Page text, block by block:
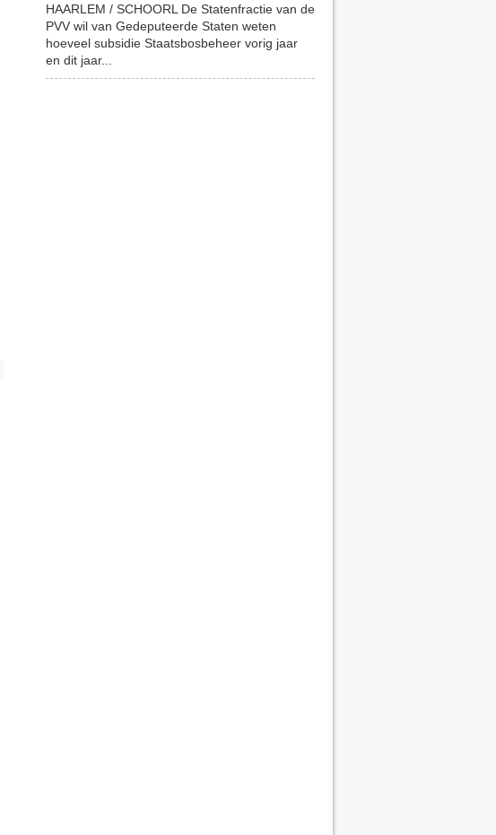
HAARLEM / SCHOORL De Statenfractie van de
PVV wil van Gedeputeerde Staten weten
hoeveel subsidie Staatsbosbeheer vorig jaar
en dit jaar...